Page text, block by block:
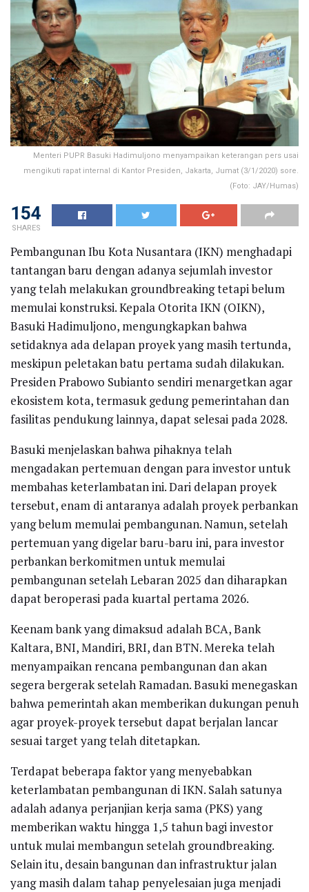
Menteri PUPR Basuki Hadimuljono menyampaikan keterangan pers usai
mengikuti rapat internal di Kantor Presiden, Jakarta, Jumat (3/1/2020) sore.
(Foto: JAY/Humas)
154
SHARES
Pembangunan Ibu Kota Nusantara (IKN) menghadapi
tantangan baru dengan adanya sejumlah investor
yang telah melakukan groundbreaking tetapi belum
memulai konstruksi. Kepala Otorita IKN (OIKN),
Basuki Hadimuljono, mengungkapkan bahwa
setidaknya ada delapan proyek yang masih tertunda,
meskipun peletakan batu pertama sudah dilakukan.
Presiden Prabowo Subianto sendiri menargetkan agar
ekosistem kota, termasuk gedung pemerintahan dan
fasilitas pendukung lainnya, dapat selesai pada 2028.
Basuki menjelaskan bahwa pihaknya telah
mengadakan pertemuan dengan para investor untuk
membahas keterlambatan ini. Dari delapan proyek
tersebut, enam di antaranya adalah proyek perbankan
yang belum memulai pembangunan. Namun, setelah
pertemuan yang digelar baru-baru ini, para investor
perbankan berkomitmen untuk memulai
pembangunan setelah Lebaran 2025 dan diharapkan
dapat beroperasi pada kuartal pertama 2026.
Keenam bank yang dimaksud adalah BCA, Bank
Kaltara, BNI, Mandiri, BRI, dan BTN. Mereka telah
menyampaikan rencana pembangunan dan akan
segera bergerak setelah Ramadan. Basuki menegaskan
bahwa pemerintah akan memberikan dukungan penuh
agar proyek-proyek tersebut dapat berjalan lancar
sesuai target yang telah ditetapkan.
Terdapat beberapa faktor yang menyebabkan
keterlambatan pembangunan di IKN. Salah satunya
adalah adanya perjanjian kerja sama (PKS) yang
memberikan waktu hingga 1,5 tahun bagi investor
untuk mulai membangun setelah groundbreaking.
Selain itu, desain bangunan dan infrastruktur jalan
yang masih dalam tahap penyelesaian juga menjadi